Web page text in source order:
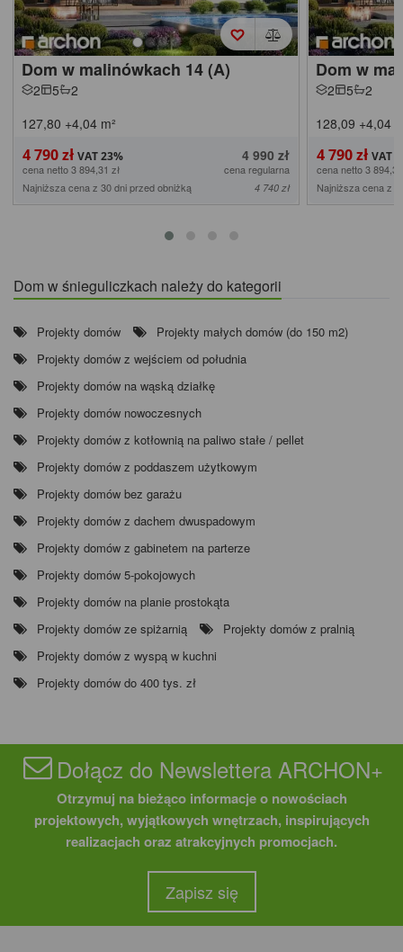
Dom w malinówkach 14 (A)
2 5
2
127,80 +4,04 m²
4 790 zł 4 990 zł
cena netto 3 894,31 zł
cena regularna
Najniższa cena z 30 dni przed obniżką
4 740 zł
Dom w
2 5
2
128,09 +4,04
4 790 zł
cena netto 3
Najniższa cena z
Dom w śnieguliczkach należy do kategorii
Projekty domów
Projekty małych domów (do 150 m2)
Projekty domów z wejściem od południa
Projekty domów na wąską działkę
Projekty domów nowoczesnych
Projekty domów z kotłownią na paliwo stałe / pellet
Projekty domów z poddaszem użytkowym
Projekty domów bez garażu
Projekty domów z dachem dwuspadowym
Projekty domów z gabinetem na parterze
Projekty domów 5-pokojowych
Projekty domów na planie prostokąta
Projekty domów ze spiżarnią
Projekty domów z pralnią
Projekty domów z wyspą w kuchni
Projekty domów do 400 tys. zł
Dołącz do Newslettera ARCHON+
Otrzymuj na bieżąco informacje o nowościach
projektowych, wyjątkowych wnętrzach, inspirujących
realizacjach oraz atrakcyjnych promocjach.
Zapisz się